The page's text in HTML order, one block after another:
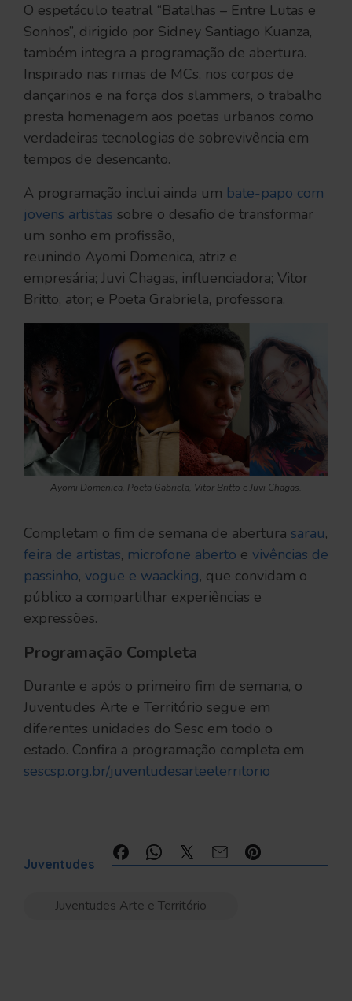
O espetáculo teatral “Batalhas – Entre Lutas e
Sonhos”, dirigido por Sidney Santiago Kuanza,
também integra a programação de abertura.
Inspirado nas rimas de MCs, nos corpos de
dançarinos e na força dos slammers, o trabalho
presta homenagem aos poetas urbanos como
verdadeiras tecnologias de sobrevivência em
tempos de desencanto.
A programação inclui ainda um bate-papo com
jovens artistas sobre o desafio de transformar
um sonho em profissão,
reunindo Ayomi Domenica, atriz e
empresária; Juvi Chagas, influenciadora; Vitor
Britto, ator; e Poeta Grabriela, professora.
Ayomi Domenica, Poeta Gabriela, Vitor Britto e Juvi Chagas.
Completam o fim de semana de abertura sarau,
feira de artistas, microfone aberto e vivências de
passinho, vogue e waacking, que convidam o
público a compartilhar experiências e
expressões.
Programação Completa
Durante e após o primeiro fim de semana, o
Juventudes Arte e Território segue em
diferentes unidades do Sesc em todo o
estado. Confira a programação completa em
sescsp.org.br/juventudesarteeterritorio
Juventudes
Juventudes Arte e Território